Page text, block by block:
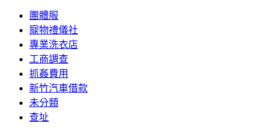
團體服
寵物禮儀社
專業洗衣店
工商調查
抓姦費用
新竹汽車借款
未分類
查址